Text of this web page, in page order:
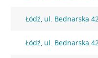
Łódź, ul. Bednarska
Łódź, ul. Bednarska